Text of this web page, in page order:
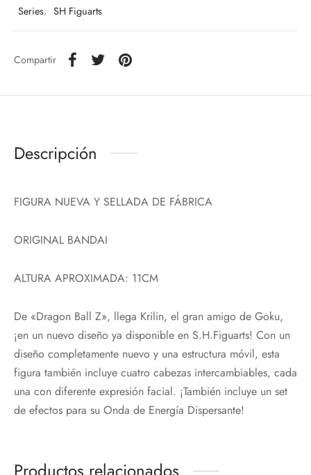
Series, SH Figuarts
Compartir
Descripción
FIGURA NUEVA Y SELLADA DE FÁBRICA
ORIGINAL BANDAI
ALTURA APROXIMADA: 11CM
De «Dragon Ball Z», llega Krilin, el gran amigo de Goku,
¡en un nuevo diseño ya disponible en S.H.Figuarts! Con un
diseño completamente nuevo y una estructura móvil, esta
figura también incluye cuatro cabezas intercambiables, cada
una con diferente expresión facial. ¡También incluye un set
de efectos para su Onda de Energía Dispersante!